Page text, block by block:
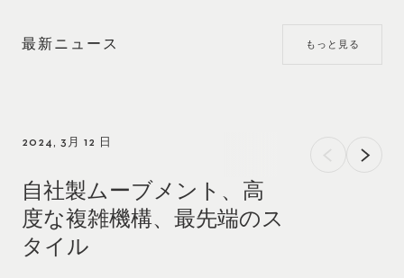
最新ニュース もっと見る
2024, 3月 12 日
自社製ムーブメント、高
度な複雑機構、最先端のス
タイル